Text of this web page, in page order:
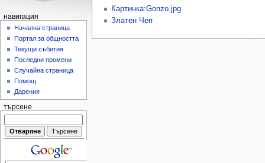
Картинка:Gonzo.jpg
Златен Чеп
навигация
Начална страница
Портал за общността
Текущи събития
Последни промени
Случайна страница
Помощ
Дарения
търсене